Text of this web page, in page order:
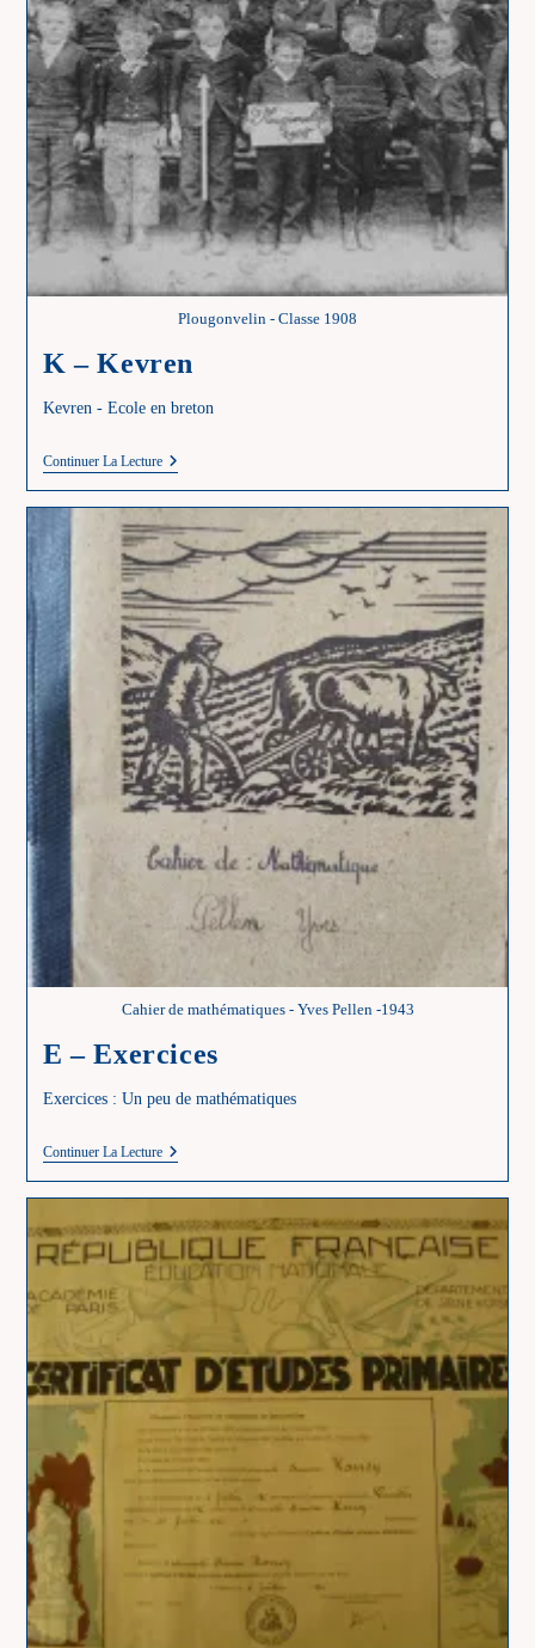
Plougonvelin - Classe 1908
K – Kevren
Kevren - Ecole en breton
Continuer La LectureK
Cahier de mathématiques - Yves Pellen -1943
E – Exercices
Exercices : Un peu de mathématiques
Continuer La LectureE